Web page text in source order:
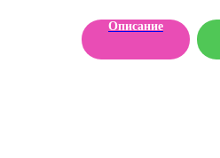
Описание